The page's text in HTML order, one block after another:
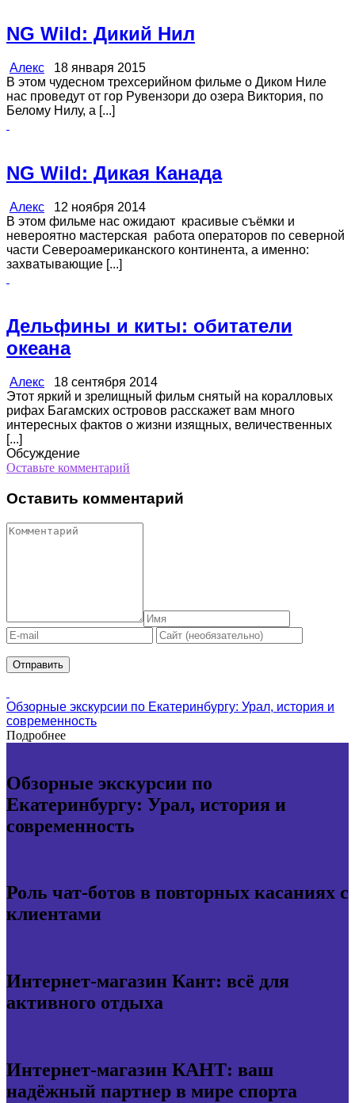
NG Wild: Дикий Нил
Алекс 18 января 2015
В этом чудесном трехсерийном фильме о Диком Ниле
нас проведут от гор Рувензори до озера Виктория, по
Белому Нилу, а [...]
NG Wild: Дикая Канада
Алекс 12 ноября 2014
В этом фильме нас ожидают красивые съёмки и
невероятно мастерская работа операторов по северной
части Североамериканского континента, а именно:
захватывающие [...]
Дельфины и киты: обитатели
океана
Алекс 18 сентября 2014
Этот яркий и зрелищный фильм снятый на коралловых
рифах Багамских островов расскажет вам много
интересных фактов о жизни изящных, величественных
[...]
Обсуждение
Оставьте комментарий
Оставить комментарий
Обзорные экскурсии по Екатеринбургу: Урал, история и
современность
Подробнее
Обзорные экскурсии по
Екатеринбургу: Урал, история и
современность
Роль чат-ботов в повторных касаниях с
клиентами
Интернет-магазин Кант: всё для
активного отдыха
Интернет-магазин КАНТ: ваш
надёжный партнер в мире спорта